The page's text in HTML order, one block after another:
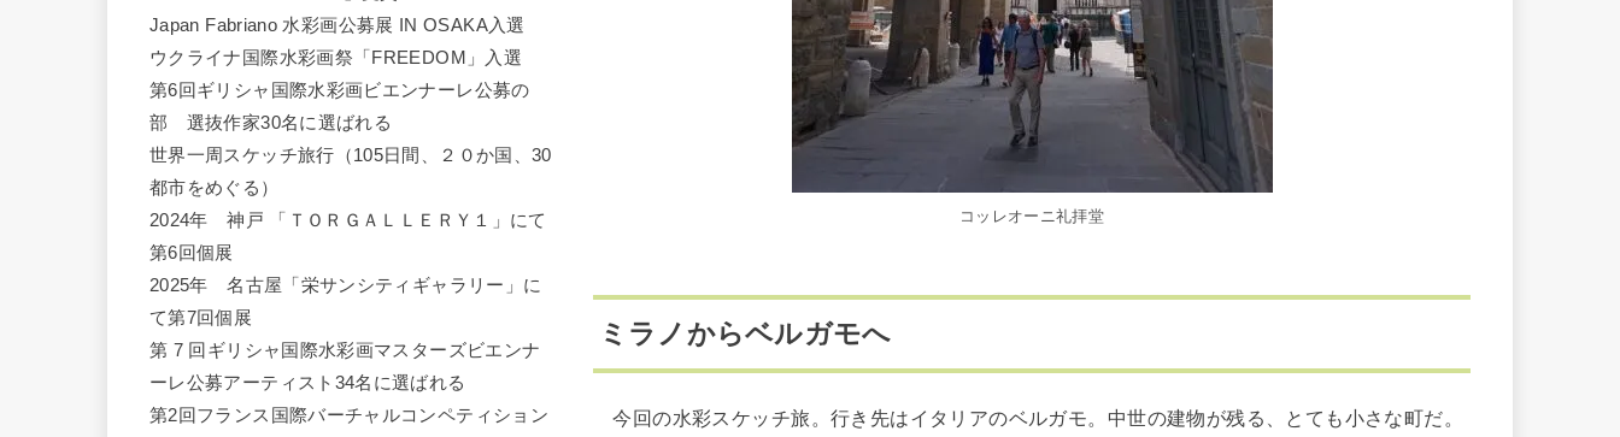
コッレオーニ礼拝堂
ミラノからベルガモへ
今回の水彩スケッチ旅。行き先はイタリアのベルガモ。中世の建物が残る、とても小さな町だ。
Japan Fabriano 水彩画公募展 IN OSAKA入選
ウクライナ国際水彩画祭「FREEDOM」入選
第6回ギリシャ国際水彩画ビエンナーレ公募の
部 選抜作家30名に選ばれる
世界一周スケッチ旅行（105日間、２０か国、30
都市をめぐる）
2024年 神戸 「ＴＯＲＧＡＬＬＥＲＹ１」にて
第6回個展
2025年 名古屋「栄サンシティギャラリー」に
て第7回個展
第 7 回ギリシャ国際水彩画マスターズビエンナ
ーレ公募アーティスト34名に選ばれる
第2回フランス国際バーチャルコンペティション